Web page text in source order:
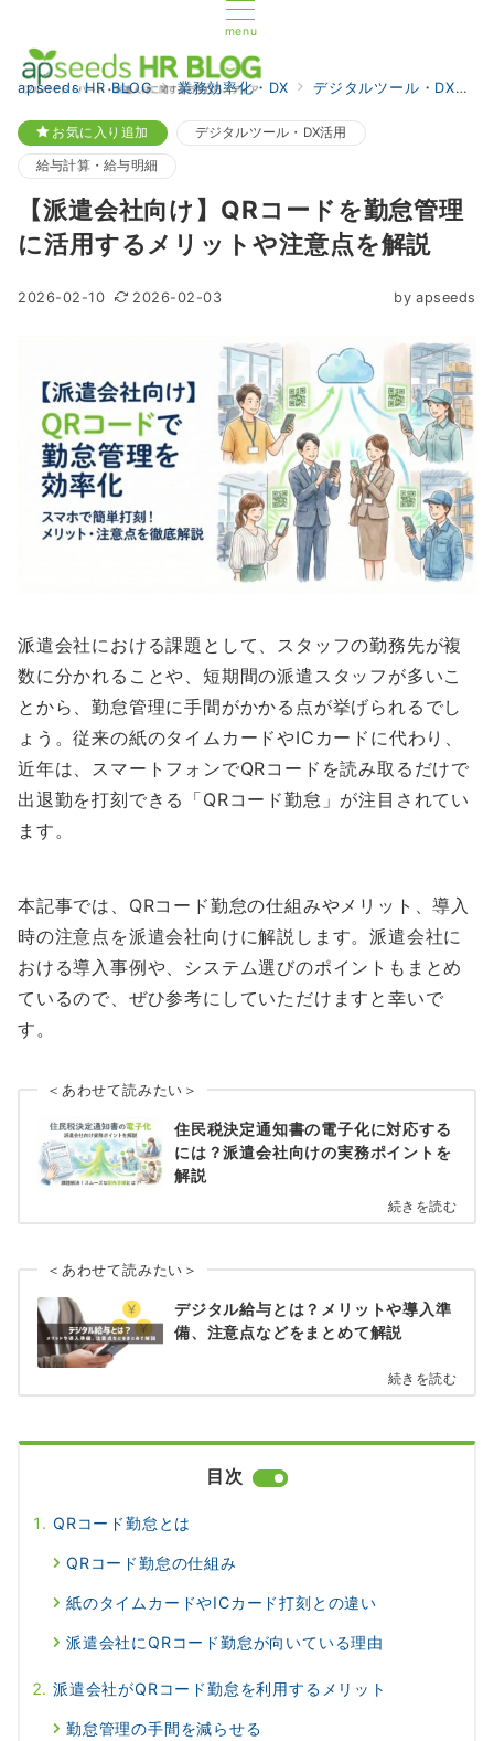
menu
apseeds HR BLOG 業務効率化・DX デジタルツール・DX活用
お気に入り追加 デジタルツール・DX活用
給与計算・給与明細
【派遣会社向け】QRコードを勤怠管理
に活用するメリットや注意点を解説
2026-02-10 2026-02-03 by apseeds
派遣会社における課題として、スタッフの勤務先が複
数に分かれることや、短期間の派遣スタッフが多いこ
とから、勤怠管理に手間がかかる点が挙げられるでし
ょう。従来の紙のタイムカードやICカードに代わり、
近年は、スマートフォンでQRコードを読み取るだけで
出退勤を打刻できる「QRコード勤怠」が注目されてい
ます。
本記事では、QRコード勤怠の仕組みやメリット、導入
時の注意点を派遣会社向けに解説します。派遣会社に
おける導入事例や、システム選びのポイントもまとめ
ているので、ぜひ参考にしていただけますと幸いで
す。
＜あわせて読みたい＞
住民税決定通知書の電子化に対応する
には？派遣会社向けの実務ポイントを
解説
続きを読む
＜あわせて読みたい＞
デジタル給与とは？メリットや導入準
備、注意点などをまとめて解説
続きを読む
目次
QRコード勤怠とは
QRコード勤怠の仕組み
紙のタイムカードやICカード打刻との違い
派遣会社にQRコード勤怠が向いている理由
派遣会社がQRコード勤怠を利用するメリット
勤怠管理の手間を減らせる